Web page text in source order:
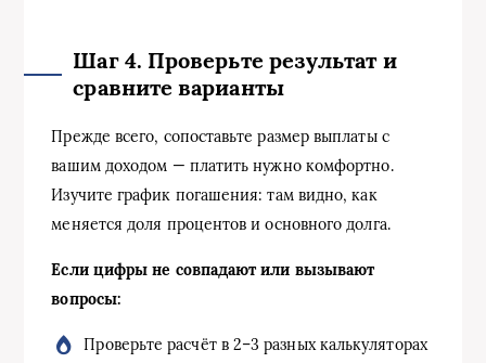
Шаг 4. Проверьте результат и
сравните варианты
Прежде всего, сопоставьте размер выплаты с
вашим доходом — платить нужно комфортно.
Изучите график погашения: там видно, как
меняется доля процентов и основного долга.
Если цифры не совпадают или вызывают
вопросы:
Проверьте расчёт в 2–3 разных калькуляторах